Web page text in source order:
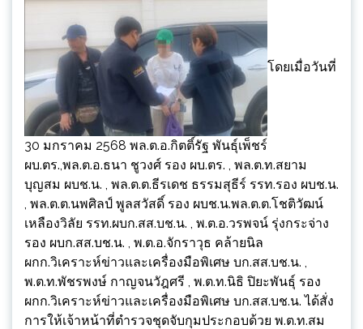
โดยเมื่อวันที่
30 มกราคม 2568 พล.ต.อ.กิตติ์รัฐ พันธุ์เพ็ชร์
ผบ.ตร.,พล.ต.อ.ธนา ชูวงศ์ รอง ผบ.ตร. , พล.ต.ท.สยาม
บุญสม ผบช.น. , พล.ต.ต.ธีรเดช ธรรมสุธีร์ รรท.รอง ผบช.น.
, พล.ต.ต.นพศิลป์ พูลสวัสดิ์ รอง ผบช.น.พล.ต.ต.โชติวัฒน์
เหลืองวิลัย รรท.ผบก.สส.บช.น. , พ.ต.อ.วรพจน์ รุ่งกระจ่าง
รอง ผบก.สส.บช.น. , พ.ต.อ.จักราวุธ คล้ายนิล
ผกก.วิเคราะห์ข่าวและเครื่องมือพิเศษ บก.สส.บช.น. ,
พ.ต.ท.พัชรพงษ์ กาญจนวัฎศรี , พ.ต.ท.นิธิ ปิยะพันธุ์ รอง
ผกก.วิเคราะห์ข่าวและเครื่องมือพิเศษ บก.สส.บช.น. ได้สั่ง
การให้เจ้าหน้าที่ตำรวจชุดจับกุมประกอบด้วย พ.ต.ท.สม